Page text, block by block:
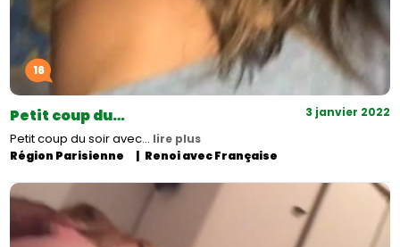
16
Petit coup du… 3 janvier 2022
Petit coup du soir avec… lire plus
Région Parisienne
Renoi avec Française